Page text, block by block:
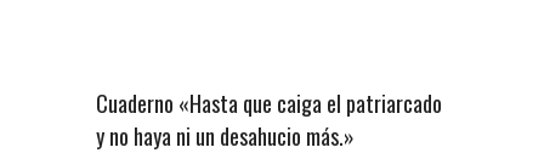
Cuaderno «Hasta que caiga el patriarcado
y no haya ni un desahucio más.»